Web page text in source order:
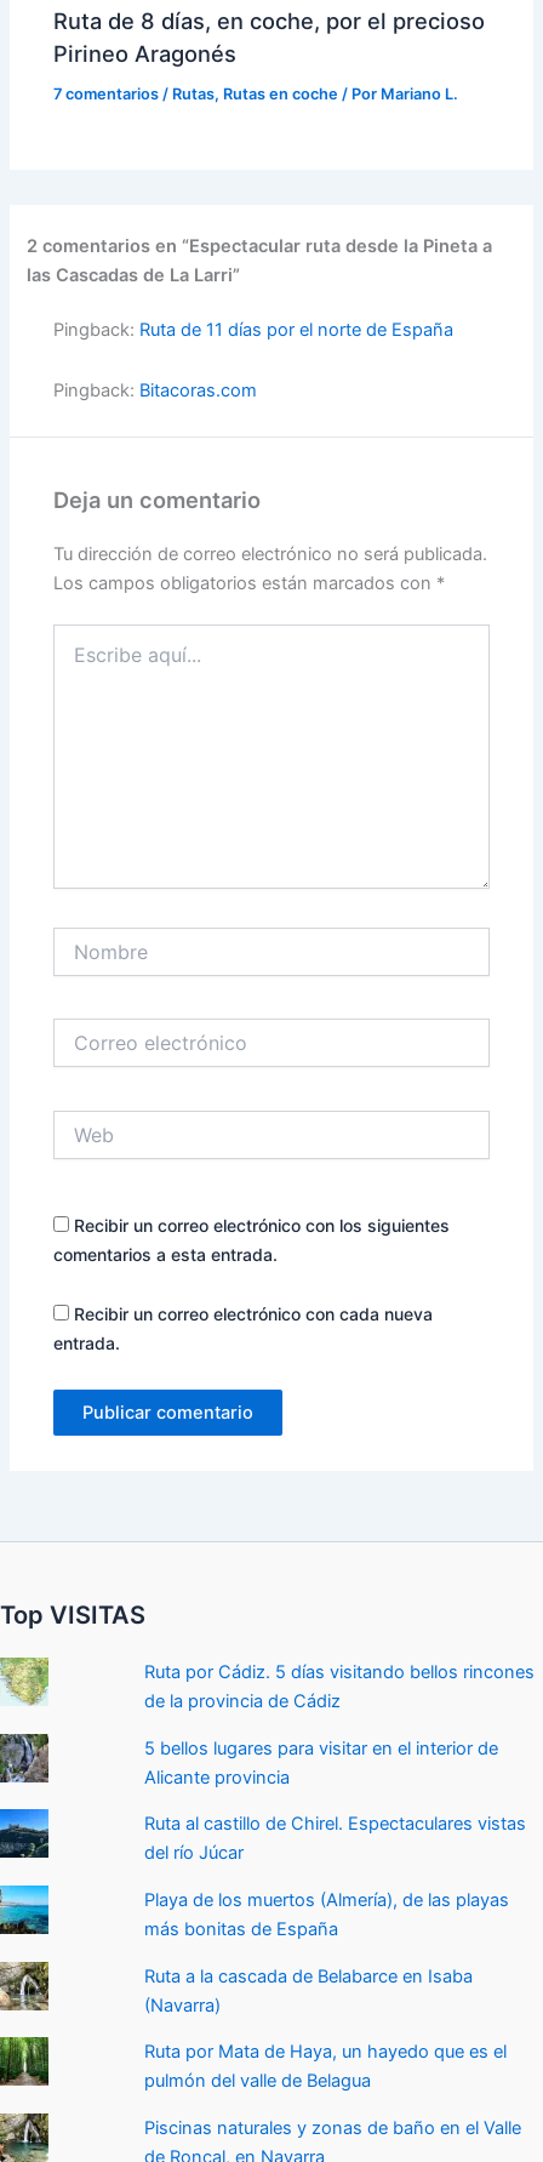
Ruta de 8 días, en coche, por el precioso
Pirineo Aragonés
7 comentarios / Rutas, Rutas en coche / Por Mariano L.
2 comentarios en “Espectacular ruta desde la Pineta a
las Cascadas de La Larri”
Pingback: Ruta de 11 días por el norte de España
Pingback: Bitacoras.com
Deja un comentario
Tu dirección de correo electrónico no será publicada.
Los campos obligatorios están marcados con *
aquí...
electrónico
Recibir un correo electrónico con los siguientes
comentarios a esta entrada.
Recibir un correo electrónico con cada nueva
entrada.
Top VISITAS
Ruta por Cádiz. 5 días visitando bellos rincones
de la provincia de Cádiz
5 bellos lugares para visitar en el interior de
Alicante provincia
Ruta al castillo de Chirel. Espectaculares vistas
del río Júcar
Playa de los muertos (Almería), de las playas
más bonitas de España
Ruta a la cascada de Belabarce en Isaba
(Navarra)
Ruta por Mata de Haya, un hayedo que es el
pulmón del valle de Belagua
Piscinas naturales y zonas de baño en el Valle
de Roncal, en Navarra